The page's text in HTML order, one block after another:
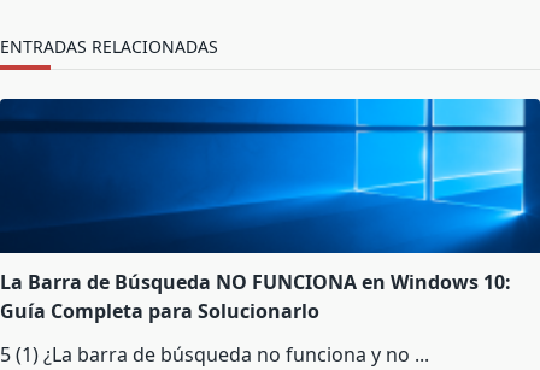
ENTRADAS RELACIONADAS
La Barra de Búsqueda NO FUNCIONA en Windows 10:
Guía Completa para Solucionarlo
5 (1) ¿La barra de búsqueda no funciona y no ...